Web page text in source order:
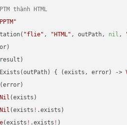
thành HTML
"flie" , "HTML" , outPath, nil ,
{ (exists, error) ->
(error)
(exists)
(exists ! .exists)
(exists ! .exists ! )